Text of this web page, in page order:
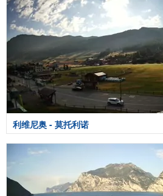
利维尼奥 - 莫托利诺